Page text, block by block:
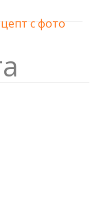
с фото